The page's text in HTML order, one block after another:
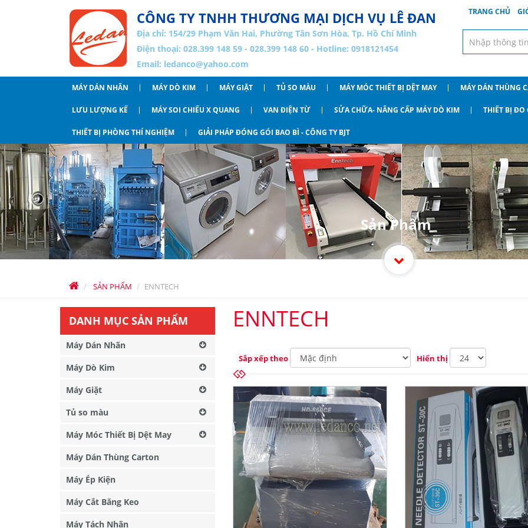
CÔNG TY TNHH THƯƠNG MẠI DỊCH VỤ LÊ ĐAN
Địa chỉ: 154/29 Phạm Văn Hai, Phường Tân Sơn Hòa, Tp. Hồ Chí Minh
Điện thoại: 028.399 148 59 - 028.399 148 60 - Hotline: 0918121454
Email: ledanco@yahoo.com
TRANG CHỦ
MÁY DÁN NHÃN MÁY DÒ KIM MÁY GIẶT TỦ SO MÀU MÁY MÓC THIẾT BỊ DỆT MAY MÁY DÁN THÙNG
LƯU LƯỢNG KẾ MÁY SOI CHIẾU X QUANG VAN ĐIỆN TỪ SỬA CHỮA- NÂNG CẤP MÁY DÒ KIM THIẾT BỊ ĐO
THIẾT BỊ PHÒNG THÍ NGHIỆM GIẢI PHÁP ĐÓNG GÓI BAO BÌ - CÔNG TY BJT
SẢN PHẨM ENNTECH
Sản Phẩm
ENNTECH
Sắp xếp theo Hiển thị
DANH MỤC SẢN PHẨM
Máy Dán Nhãn
Máy Dò Kim
Máy Giặt
Tủ so màu
Máy Móc Thiết Bị Dệt May
Máy Dán Thùng Carton
Máy Ép Kiện
Máy Cắt Băng Keo
Máy Tách Nhãn